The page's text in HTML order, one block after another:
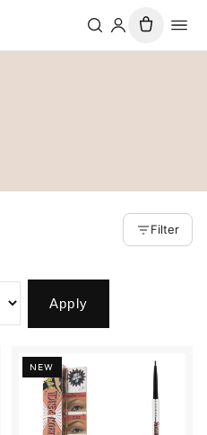
Filter
Apply
NEW